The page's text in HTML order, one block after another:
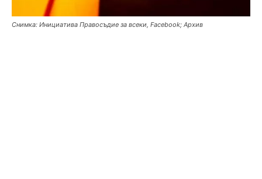
Снимка: Инициатива Правосъдие за всеки, Facebook; Архив